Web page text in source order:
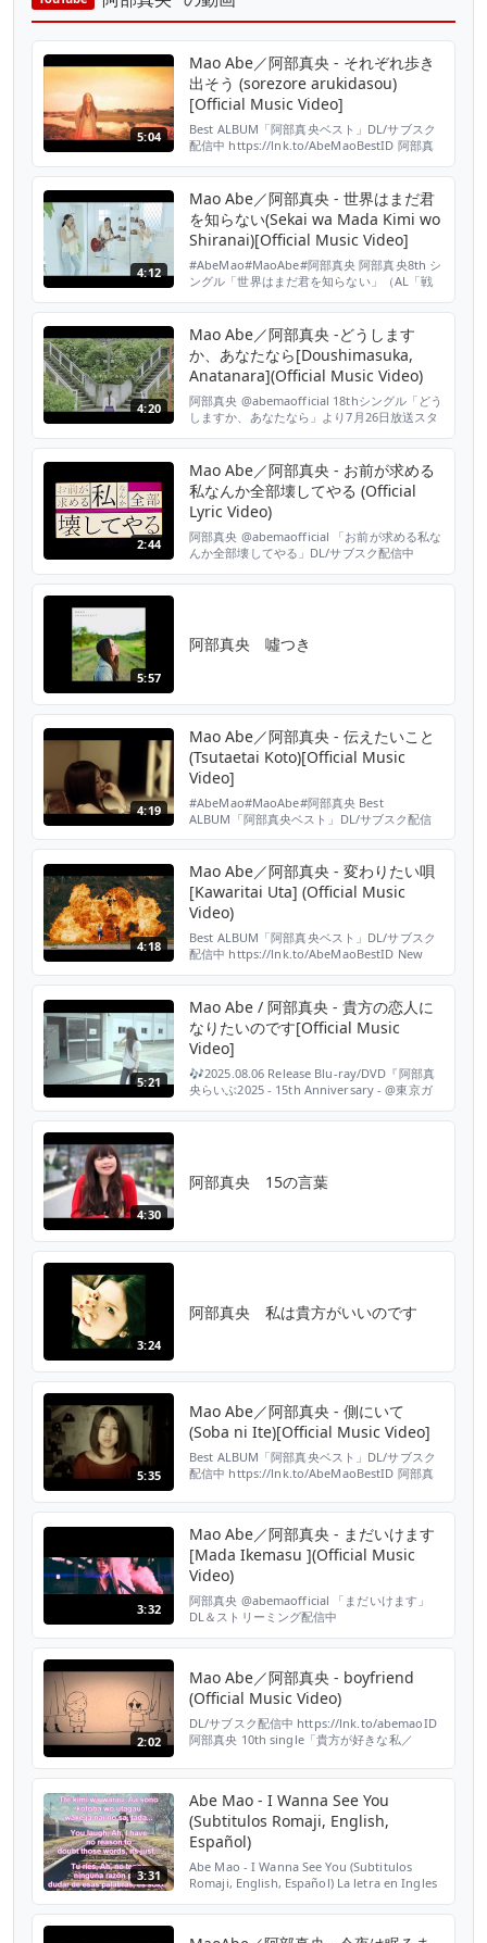
5:04
Mao Abe／阿部真央 - それぞれ歩き
出そう (sorezore arukidasou)
[Official Music Video]
Best ALBUM「阿部真央ベスト」DL/サブスク
配信中 https://lnk.to/AbeMaoBestID 阿部真
弟・小野寺の姉』の主題歌 「それぞれ歩き出
そう」歌詞はこちら↓ https://www.uta-
net.com/song/170457/ 配信はこ...
4:12
Mao Abe／阿部真央 - 世界はまだ君
を知らない(Sekai wa Mada Kimi wo
Shiranai)[Official Music Video]
#AbeMao#MaoAbe#阿部真央 阿部真央8th シ
ングル「世界はまだ君を知らない」（AL「戦
net.com/song/128661/ 配信はこちら↓
https://lnk.to/abemaoID 【INFORMATION】
阿部真央、初のアコース...
4:20
Mao Abe／阿部真央 -どうします
か、あなたなら[Doushimasuka,
Anatanara](Official Music Video)
阿部真央 @abemaofficial 18thシングル「どう
しますか、あなたなら」より7月26日放送スタ
MV DL＆ストリーミング配信中
https://lnk.to/abemaomadaikemasuID
https://lnk.to/abm_dsaID 「どうしますか、...
2:44
Mao Abe／阿部真央 - お前が求める
私なんか全部壊してやる (Official
Lyric Video)
阿部真央 @abemaofficial 「お前が求める私な
んか全部壊してやる」DL/サブスク配信中
太 「お前が求める私なんか全部壊してやる」
歌詞はこちら...
5:57
阿部真央 噓つき
4:19
Mao Abe／阿部真央 - 伝えたいこと
(Tsutaetai Koto)[Official Music
Video]
#AbeMao#MaoAbe#阿部真央 Best
ALBUM「阿部真央ベスト」DL/サブスク配信
より「伝えたいこと」（AL「ポっぷ」収録）
「伝えたいこと」歌詞はこちら↓
https://www.uta-net.com/s...
4:18
Mao Abe／阿部真央 - 変わりたい唄
[Kawaritai Uta] (Official Music
Video)
Best ALBUM「阿部真央ベスト」DL/サブスク
配信中 https://lnk.to/AbeMaoBestID New
年10月24日 阿部真央 16thシングル「変わりた
い唄」 http://kawaritaiuta.po...
5:21
Mao Abe / 阿部真央 - 貴方の恋人に
なりたいのです[Official Music
Video]
🎶2025.08.06 Release Blu-ray/DVD『阿部真
央らいぶ2025 - 15th Anniversary - @東京ガ
4:30
阿部真央 15の言葉
3:24
阿部真央 私は貴方がいいのです
5:35
Mao Abe／阿部真央 - 側にいて
(Soba ni Ite)[Official Music Video]
Best ALBUM「阿部真央ベスト」DL/サブスク
配信中 https://lnk.to/AbeMaoBestID 阿部真
https://lnk.to/abemaoID 【INFORMATION】
阿部真...
3:32
Mao Abe／阿部真央 - まだいけます
[Mada Ikemasu ](Official Music
Video)
阿部真央 @abemaofficial 「まだいけます」
DL＆ストリーミング配信中
「まだいけます」歌詞はこちら
https://www.uta-net.com/song/279914/ ★
阿部真...
2:02
Mao Abe／阿部真央 - boyfriend
(Official Music Video)
DL/サブスク配信中 https://lnk.to/abemaoID
阿部真央 10th single「貴方が好きな私／
ー"毒恋ちゃん"のアニメーションMV。 ほろっ
と涙がでてしまう、ちょっぴり切なく甘酸っ...
3:31
Abe Mao - I Wanna See You
(Subtitulos Romaji, English,
Español)
Abe Mao - I Wanna See You (Subtitulos
Romaji, English, Español) La letra en Ingles